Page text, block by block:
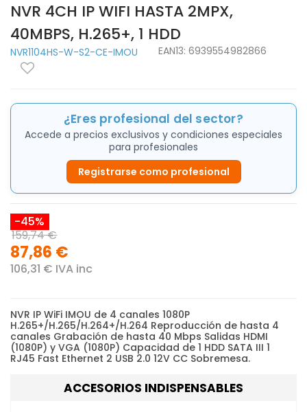
NVR 4CH IP WIFI HASTA 2MPX,
40MBPS, H.265+, 1 HDD
NVR1104HS-W-S2-CE-IMOU EAN13: 6939554982866
¿Eres profesional del sector?
Accede a precios exclusivos y condiciones especiales
para profesionales
Registrarse como profesional
-45%
159,74 €
87,86 €
106,31 € IVA inc
NVR IP WiFi IMOU de 4 canales 1080P
H.265+/H.265/H.264+/H.264 Reproducción de hasta 4
canales Grabación de hasta 40 Mbps Salidas HDMI
(1080P) y VGA (1080P) Capacidad de 1 HDD SATA III 1
RJ45 Fast Ethernet 2 USB 2.0 12V CC Sobremesa.
ACCESORIOS INDISPENSABLES